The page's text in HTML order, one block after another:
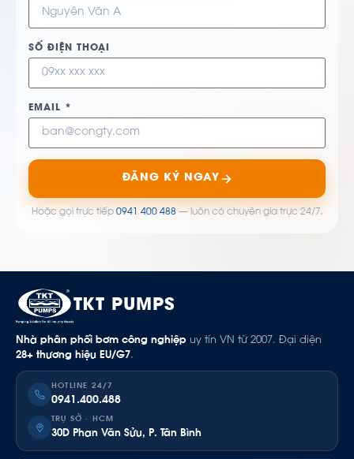
SỐ ĐIỆN THOẠI
EMAIL *
ĐĂNG KÝ NGAY
Hoặc gọi trực tiếp 0941 400 488— luôn có chuyên gia trực 24/7.
TKT PUMPS
Nhà phân phối bơm công nghiệp uy tín VN từ 2007. Đại diện
28+ thương hiệu EU/G7.
HOTLINE 24/7
0941.400.488
TRỤ SỞ · HCM
30D Phan Văn Sửu, P. Tân Bình